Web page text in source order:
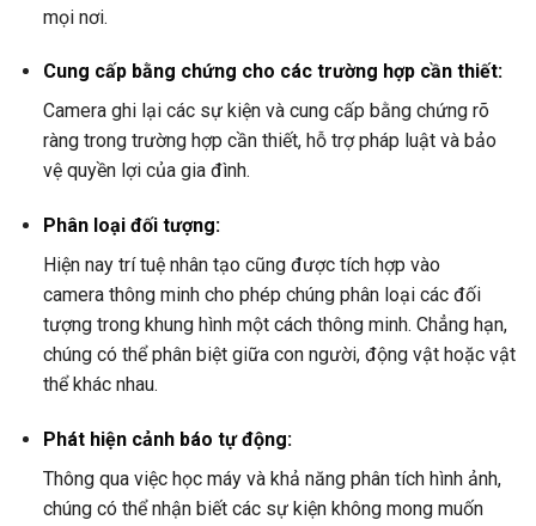
mọi nơi.
Cung cấp bằng chứng cho các trường hợp cần thiết:
Camera ghi lại các sự kiện và cung cấp bằng chứng rõ
ràng trong trường hợp cần thiết, hỗ trợ pháp luật và bảo
vệ quyền lợi của gia đình.
Phân loại đối tượng:
Hiện nay trí tuệ nhân tạo cũng được tích hợp vào
camera thông minh cho phép chúng phân loại các đối
tượng trong khung hình một cách thông minh. Chẳng hạn,
chúng có thể phân biệt giữa con người, động vật hoặc vật
thể khác nhau.
Phát hiện cảnh báo tự động:
Thông qua việc học máy và khả năng phân tích hình ảnh,
chúng có thể nhận biết các sự kiện không mong muốn